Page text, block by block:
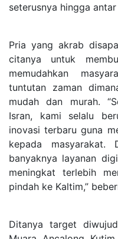
seterusnya hingga
Pria yang akrab
citanya untuk
memudahkan
tuntutan zaman
mudah dan murah.
Isran, kami selalu
inovasi terbaru guna
kepada masyarakat.
banyaknya layanan
meningkat terlebih
pindah ke Kaltim,”
Ditanya target